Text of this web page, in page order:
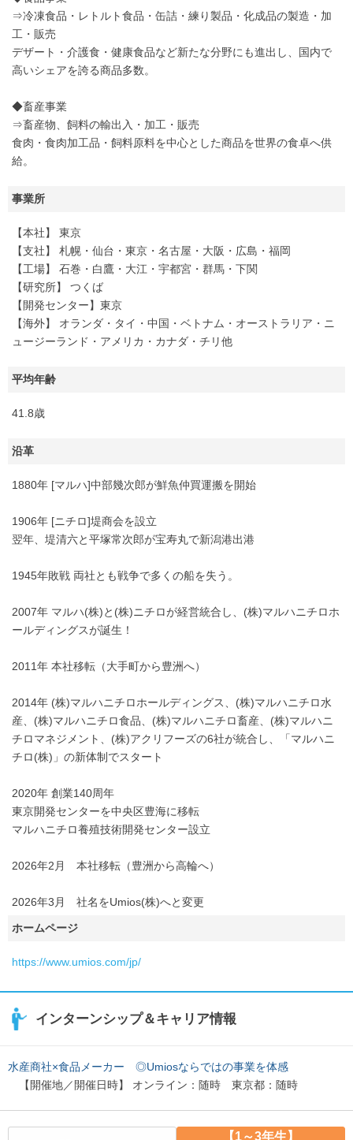
⇒冷凍食品・レトルト食品・缶詰・練り製品・化成品の製造・加
工・販売
デザート・介護食・健康食品など新たな分野にも進出し、国内で
高いシェアを誇る商品多数。
◆畜産事業
⇒畜産物、飼料の輸出入・加工・販売
食肉・食肉加工品・飼料原料を中心とした商品を世界の食卓へ供
給。
事業所
【本社】 東京
【支社】 札幌・仙台・東京・名古屋・大阪・広島・福岡
【工場】 石巻・白鷹・大江・宇都宮・群馬・下関
【研究所】 つくば
【開発センター】東京
【海外】 オランダ・タイ・中国・ベトナム・オーストラリア・ニ
ュージーランド・アメリカ・カナダ・チリ他
平均年齢
41.8歳
沿革
1880年 [マルハ]中部幾次郎が鮮魚仲買運搬を開始
1906年 [ニチロ]堤商会を設立
翌年、堤清六と平塚常次郎が宝寿丸で新潟港出港
1945年敗戦 両社とも戦争で多くの船を失う。
2007年 マルハ(株)と(株)ニチロが経営統合し、(株)マルハニチロホ
ールディングスが誕生！
2011年 本社移転（大手町から豊洲へ）
2014年 (株)マルハニチロホールディングス、(株)マルハニチロ水
産、(株)マルハニチロ食品、(株)マルハニチロ畜産、(株)マルハニ
チロマネジメント、(株)アクリフーズの6社が統合し、「マルハニ
チロ(株)」の新体制でスタート
2020年 創業140周年
東京開発センターを中央区豊海に移転
マルハニチロ養殖技術開発センター設立
2026年2月 本社移転（豊洲から高輪へ）
2026年3月 社名をUmios(株)へと変更
ホームページ
https://www.umios.com/jp/
インターンシップ＆キャリア情報
水産商社×食品メーカー ◎Umiosならではの事業を体感
【開催地／開催日時】 オンライン：随時 東京都：随時
【1～3年生】